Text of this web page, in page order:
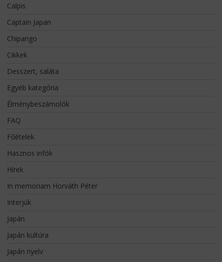
Calpis
Captain Japan
Chipango
Cikkek
Desszert, saláta
Egyéb kategória
Élménybeszámolók
FAQ
Főételek
Hasznos infók
Hírek
In memoriam Horváth Péter
Interjúk
Japán
Japán kultúra
Japán nyelv